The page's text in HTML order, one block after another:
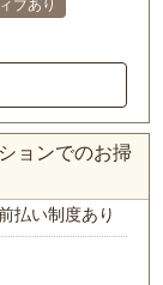
ブあり
ョンでのお掃
払い制度あり